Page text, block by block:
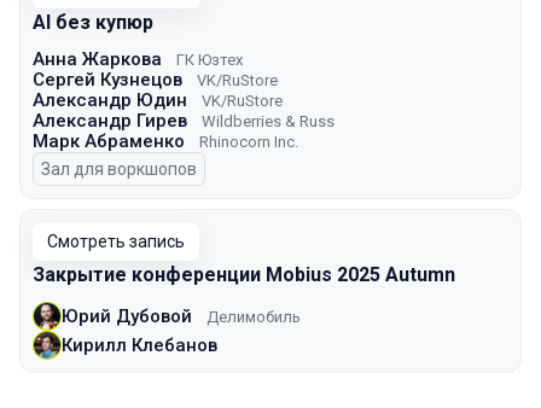
AI без купюр
Анна Жаркова ГК Юзтех
Сергей Кузнецов VK/RuStore
Александр Юдин VK/RuStore
Александр Гирев Wildberries & Russ
Марк Абраменко Rhinocorn Inc.
Зал для воркшопов
Смотреть запись
Закрытие конференции Mobius 2025 Autumn
Юрий Дубовой Делимобиль
Кирилл Клебанов